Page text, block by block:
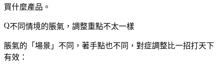
買什麼產品。
不同情境的脹氣，調整重點不太一樣
脹氣的「場景」不同，著手點也不同，對症調整比一招打天下
有效：